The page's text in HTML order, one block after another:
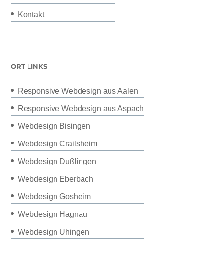
Kontakt
ORT LINKS
Responsive Webdesign aus Aalen
Responsive Webdesign aus Aspach
Webdesign Bisingen
Webdesign Crailsheim
Webdesign Dußlingen
Webdesign Eberbach
Webdesign Gosheim
Webdesign Hagnau
Webdesign Uhingen